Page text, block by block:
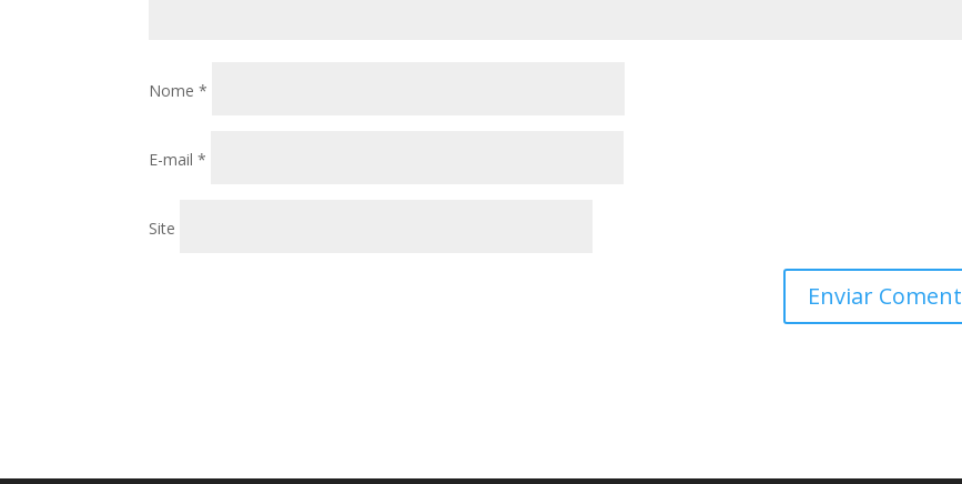
Nome*
E-mail*
Site